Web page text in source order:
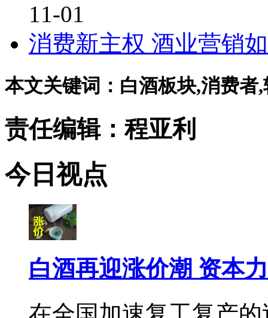
11-01
消费新主权 酒业营销
本文关键词：白酒板块,消费者,
责任编辑：程亚利
今日视点
白酒再迎涨价潮 资本